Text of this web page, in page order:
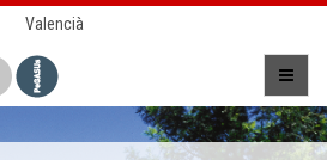
Valencià